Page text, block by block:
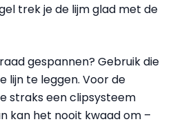
trek je de lijm glad met de
gespannen? Gebruik die
lijn te leggen. Voor de
straks een clipsysteem
kan het nooit kwaad om –